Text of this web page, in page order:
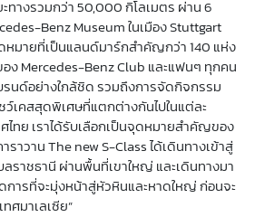
ทางรวมกว่า 50,000 กิโลเมตร ผ่าน 6
Benz Museum ในเมือง Stuttgart
หมายที่เป็นแลนด์มาร์กสำคัญกว่า 140 แห่ง
ง Mercedes-Benz Club และแฟนๆ ทุกคน
นด์อย่างใกล้ชิด รวมถึงการจัดกิจกรรม
ว์เคสสุดพิเศษที่แตกต่างกันไปในแต่ละ
ศไทย เราได้รับเลือกเป็นจุดหมายสำคัญของ
ราวาน The new S-Class ได้เดินทางเข้าสู่
ราชธานี ผ่านพื้นที่เขาใหญ่ และเดินทางมา
ารที่จะมุ่งหน้าสู่หัวหินและหาดใหญ่ ก่อนจะ
ศมาเลเซีย”